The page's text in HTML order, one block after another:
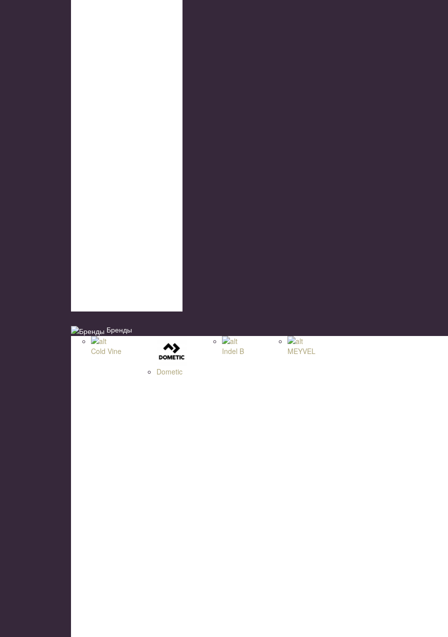
Бренды
Cold Vine
Dometic
Indel B MEYVEL